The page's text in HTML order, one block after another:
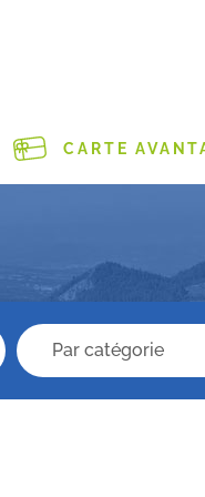
CARTE
Recherche categorie
Recherche